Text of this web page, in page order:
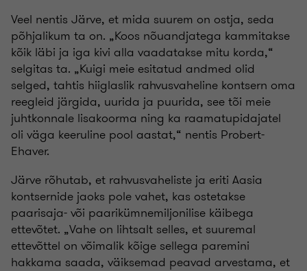
Veel nentis Järve, et mida suurem on ostja, seda
põhjalikum ta on. „Koos nõuandjatega kammitakse
kõik läbi ja iga kivi alla vaadatakse mitu korda,“
selgitas ta. „Kuigi meie esitatud andmed olid
selged, tahtis hiiglaslik rahvusvaheline kontsern oma
reegleid järgida, uurida ja puurida, see tõi meie
juhtkonnale lisakoorma ning ka raamatupidajatel
oli väga keeruline pool aastat,“ nentis Probert-
Ehaver.
Järve rõhutab, et rahvusvaheliste ja eriti Aasia
kontsernide jaoks pole vahet, kas ostetakse
paarisaja- või paarikümnemiljonilise käibega
ettevõtet. „Vahe on lihtsalt selles, et suuremal
ettevõttel on võimalik kõige sellega paremini
hakkama saada, väiksemad peavad arvestama, et